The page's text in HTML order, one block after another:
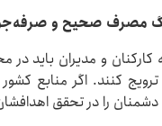
مصرف صحیح و
و مدیران باید
کنند. اگر منابع
را در تحقق